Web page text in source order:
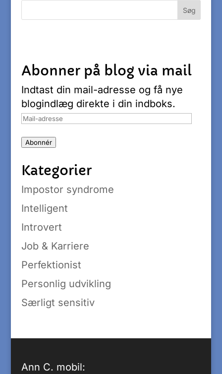
Abonner på blog via mail
Indtast din mail-adresse og få nye
blogindlæg direkte i din indboks.
Mail-
Abonnér
Kategorier
Impostor syndrome
Intelligent
Introvert
Job & Karriere
Perfektionist
Personlig udvikling
Særligt sensitiv
Ann C. mobil: